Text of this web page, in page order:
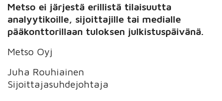
Metso ei järjestä erillistä tilaisuutta
analyytikoille, sijoittajille tai medialle
pääkonttorillaan tuloksen julkistuspäivänä.
Metso Oyj
Juha Rouhiainen
Sijoittajasuhdejohtaja